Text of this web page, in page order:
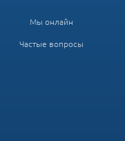
Мы онлайн
Частые вопросы